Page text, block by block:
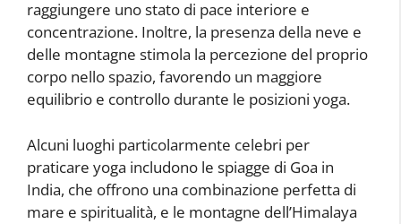
raggiungere uno stato di pace interiore e
concentrazione. Inoltre, la presenza della neve e
delle montagne stimola la percezione del proprio
corpo nello spazio, favorendo un maggiore
equilibrio e controllo durante le posizioni yoga.
Alcuni luoghi particolarmente celebri per
praticare yoga includono le spiagge di Goa in
India, che offrono una combinazione perfetta di
mare e spiritualità, e le montagne dell’Himalaya